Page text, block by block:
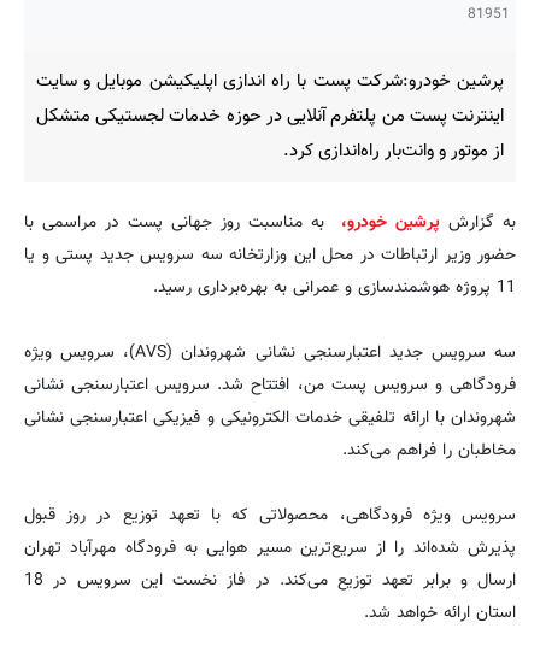
81951
پرشین خودرو:شرکت پست با راه اندازی اپلیکیشن موبایل و سایت
اینترنت پست من پلتفرم آنلایی در حوزه خدمات لجستیکی متشکل
از موتور و وانت‌بار راه‌اندازی کرد.
به گزارش پرشین خودرو،
به مناسبت روز جهانی پست در مراسمی با
حضور وزیر ارتباطات در محل این وزارتخانه سه سرویس جدید پستی و یا
11 پروژه هوشمندسازی و عمرانی به بهره‌برداری رسید.
سه سرویس جدید اعتبارسنجی نشانی شهروندان (AVS)، سرویس ویژه
فرودگاهی و سرویس پست من، افتتاح شد. سرویس اعتبارسنجی نشانی
شهروندان با ارائه تلفیقی خدمات الکترونیکی و فیزیکی اعتبارسنجی نشانی
مخاطبان را فراهم می‌کند.
سرویس ویژه فرودگاهی، محصولاتی که با تعهد توزیع در روز قبول
پذیرش شده‌اند را از سریع‌ترین مسیر هوایی به فرودگاه مهرآباد تهران
ارسال و برابر تعهد توزیع می‌کند. در فاز نخست این سرویس در 18
استان ارائه خواهد شد.